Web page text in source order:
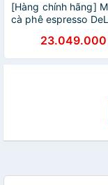
[Hàng chính hãng]
cà phê espresso
(R/ MB)23.049.000